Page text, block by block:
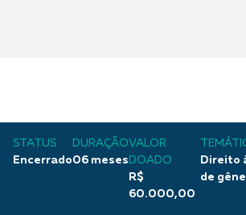
STATUS
Encerrado
DURAÇÃO
06 meses
VALOR
DOADO
R$
60.000,00
Direito
de